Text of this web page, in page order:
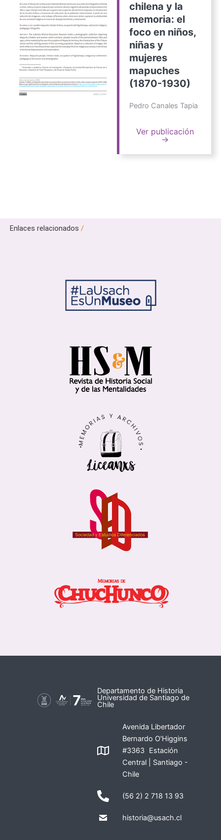
chilena y la
memoria: el
foco en niños,
niñas y
mujeres
mapuches
(1870-1930)
Pedro Canales Tapia
Ver publicación
→
Enlaces relacionados /
Departamento de Historia
Universidad de Santiago de
Chile
Avenida Libertador
Bernardo O'Higgins
#3363 Estación
Central | Santiago -
Chile
(56 2) 2 718 13 93
historia@usach.cl